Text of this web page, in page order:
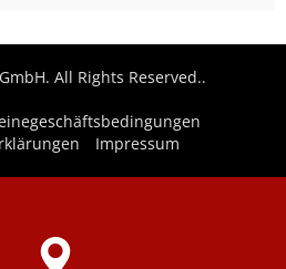
All Rights Reserved..
Impressum